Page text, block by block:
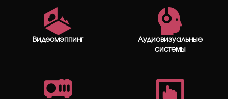
Видеомэппинг
Аудиовизуальные
системы